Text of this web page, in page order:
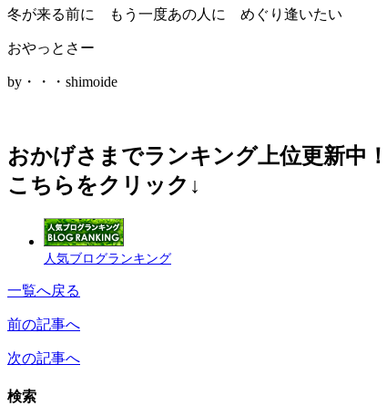
冬が来る前に もう一度あの人に めぐり逢いたい
おやっとさー
by・・・shimoide
おかげさまでランキング上位更新中！
こちらをクリック↓
人気ブログランキング
一覧へ戻る
前の記事へ
次の記事へ
検索